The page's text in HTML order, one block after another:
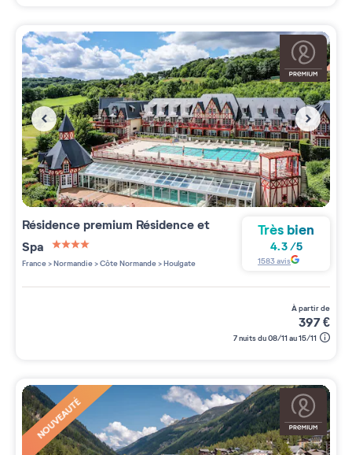
Résidence premium Résidence et
Spa
4 étoiles sur 5
France>Normandie>Côte Normande>Houlgate
Très bien
4.3 /5
1583avis
à partir de
397€
7 nuits du 08/11 au 15/11
NOUVEAUTÉ